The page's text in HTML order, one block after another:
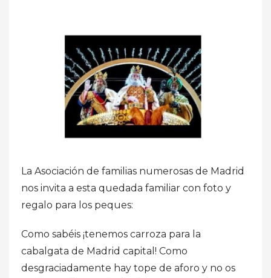
La Asociación de familias numerosas de Madrid
nos invita a esta quedada familiar con foto y
regalo para los peques:
Como sabéis ¡tenemos carroza para la
cabalgata de Madrid capital! Como
desgraciadamente hay tope de aforo y no os